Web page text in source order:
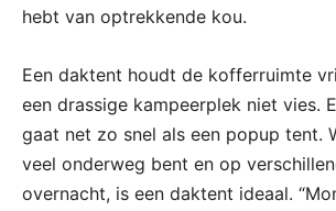
hebt van optrekkende kou.
Een daktent houdt de kofferruimte
een drassige kampeerplek niet vies.
gaat net zo snel als een popup tent.
veel onderweg bent en op
overnacht, is een daktent ideaal.